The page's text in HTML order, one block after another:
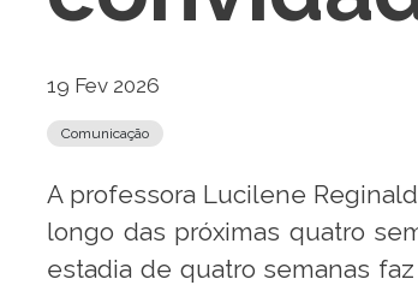
19 Fev 2026
Comunicação
A professora Lucilene
longo das próximas quatro
estadia de quatro semanas